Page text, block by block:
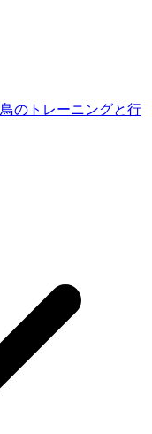
鳥のトレーニングと行